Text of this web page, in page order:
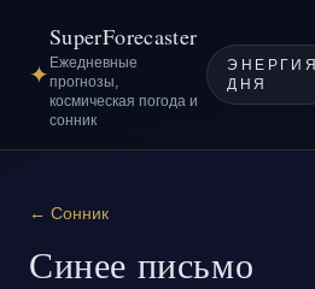
✦
SuperForecaster
Ежедневные
прогнозы,
космическая погода и
сонник
ЭНЕРГИЯ
ДНЯ
← Сонник
Синее письмо